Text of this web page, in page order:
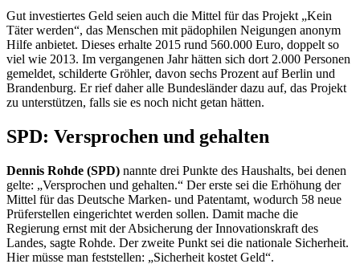
Gut investiertes Geld seien auch die Mittel für das Projekt „Kein
Täter werden“, das Menschen mit pädophilen Neigungen anonym
Hilfe anbietet. Dieses erhalte 2015 rund 560.000 Euro, doppelt so
viel wie 2013. Im vergangenen Jahr hätten sich dort 2.000 Personen
gemeldet, schilderte Gröhler, davon sechs Prozent auf Berlin und
Brandenburg. Er rief daher alle Bundesländer dazu auf, das Projekt
zu unterstützen, falls sie es noch nicht getan hätten.
SPD: Versprochen und gehalten
Dennis Rohde (SPD) nannte drei Punkte des Haushalts, bei denen
gelte: „Versprochen und gehalten.“ Der erste sei die Erhöhung der
Mittel für das Deutsche Marken- und Patentamt, wodurch 58 neue
Prüferstellen eingerichtet werden sollen. Damit mache die
Regierung ernst mit der Absicherung der Innovationskraft des
Landes, sagte Rohde. Der zweite Punkt sei die nationale Sicherheit.
Hier müsse man feststellen: „Sicherheit kostet Geld“.